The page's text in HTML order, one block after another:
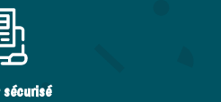
sécurisé